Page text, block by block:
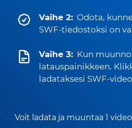
Vaihe 2: Odota,
SWF-tiedostoksi on
Vaihe 3: Kun
latauspainikkeen.
ladataksesi SWF-
Voit ladata ja muuntaa 1